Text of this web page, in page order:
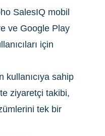
SalesIQ mobil
ve Google Play
için
kullanıcıya sahip
ziyaretçi takibi,
tek bir